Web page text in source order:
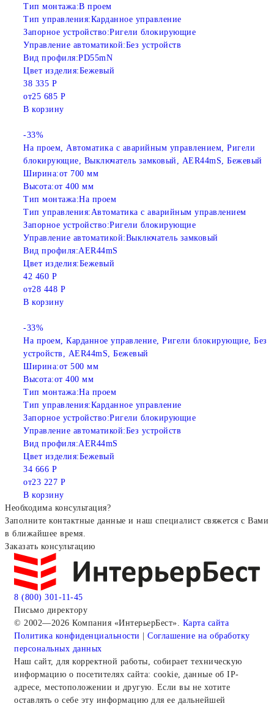
Тип монтажа:В проем
Тип управления:Карданное управление
Запорное устройство:Ригели блокирующие
Управление автоматикой:Без устройств
Вид профиля:PD55mN
Цвет изделия:Бежевый
38 335 Р
от25 685 Р
В корзину
-33%
На проем, Автоматика с аварийным управлением, Ригели
блокирующие, Выключатель замковый, AER44mS, Бежевый
Ширина:от 700 мм
Высота:от 400 мм
Тип монтажа:На проем
Тип управления:Автоматика с аварийным управлением
Запорное устройство:Ригели блокирующие
Управление автоматикой:Выключатель замковый
Вид профиля:AER44mS
Цвет изделия:Бежевый
42 460 Р
от28 448 Р
В корзину
-33%
На проем, Карданное управление, Ригели блокирующие, Без
устройств, AER44mS, Бежевый
Ширина:от 500 мм
Высота:от 400 мм
Тип монтажа:На проем
Тип управления:Карданное управление
Запорное устройство:Ригели блокирующие
Управление автоматикой:Без устройств
Вид профиля:AER44mS
Цвет изделия:Бежевый
34 666 Р
от23 227 Р
В корзину
Необходима консультация?
Заполните контактные данные и наш специалист свяжется с Вами
в ближайшее время.
Заказать консультацию
8 (800) 301-11-45
Письмо директору
© 2002—2026 Компания «ИнтерьерБест». Карта сайта
Политика конфиденциальности | Соглашение на обработку
персональных данных
Наш сайт, для корректной работы, собирает техническую
информацию о посетителях сайта: cookie, данные об IP-
адресе, местоположении и другую. Если вы не хотите
оставлять о себе эту информацию для ее дальнейшей